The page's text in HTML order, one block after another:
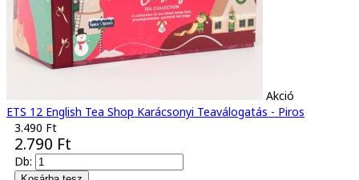
Akció
ETS 12 English Tea Shop Karácsonyi Teaválogatás - Piros
3.490 Ft
2.790 Ft
Db: